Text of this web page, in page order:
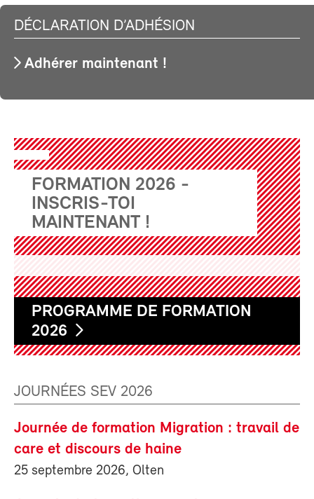
DÉCLARATION D’ADHÉSION
Adhérer maintenant !
FORMATION 2026 -
INSCRIS-TOI
MAINTENANT !
PROGRAMME DE FORMATION
2026
JOURNÉES SEV 2026
Journée de formation Migration : travail de
care et discours de haine
25 septembre 2026, Olten